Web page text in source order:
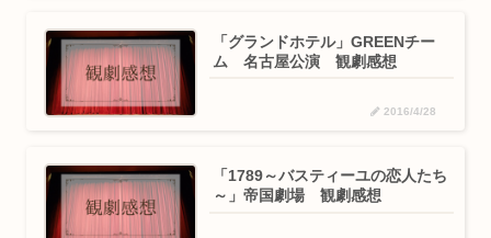
「グランドホテル」GREENチー
ム 名古屋公演 観劇感想
2016/4/28
「1789～バスティーユの恋人たち
～」帝国劇場 観劇感想